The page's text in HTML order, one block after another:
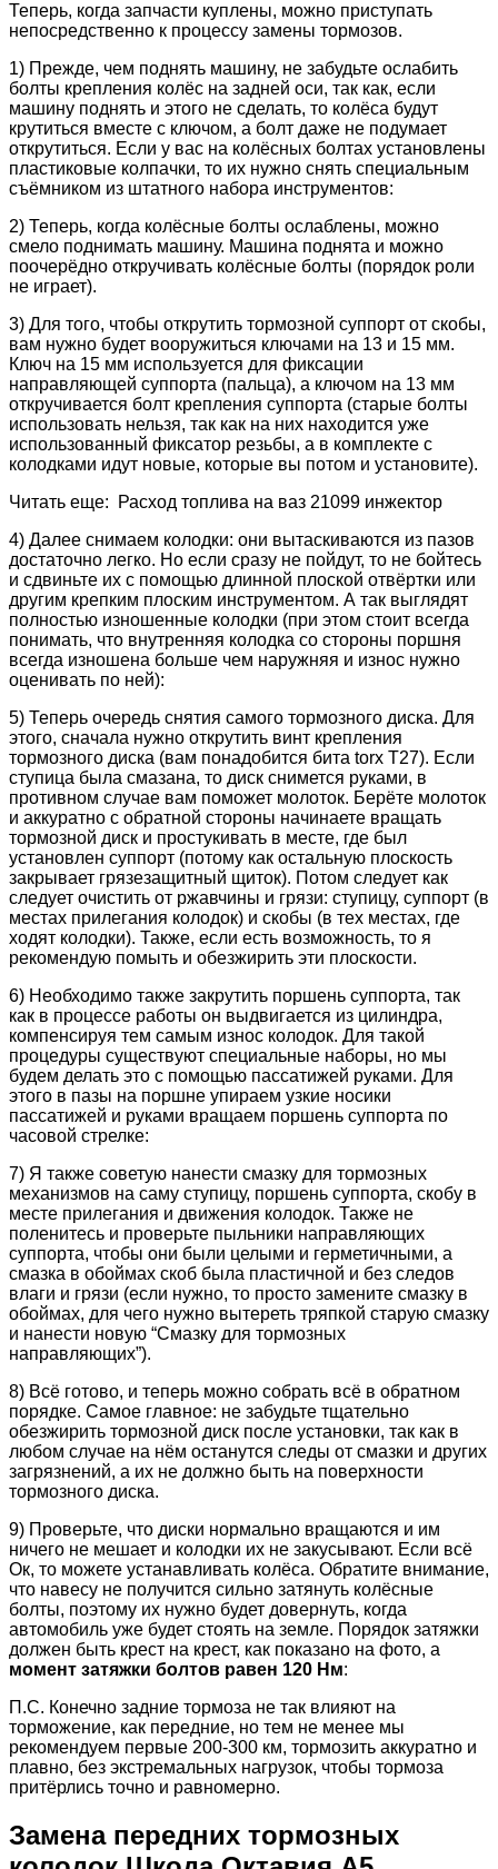
Теперь, когда запчасти куплены, можно приступать
непосредственно к процессу замены тормозов.
1) Прежде, чем поднять машину, не забудьте ослабить
болты крепления колёс на задней оси, так как, если
машину поднять и этого не сделать, то колёса будут
крутиться вместе с ключом, а болт даже не подумает
открутиться. Если у вас на колёсных болтах установлены
пластиковые колпачки, то их нужно снять специальным
съёмником из штатного набора инструментов:
2) Теперь, когда колёсные болты ослаблены, можно
смело поднимать машину. Машина поднята и можно
поочерёдно откручивать колёсные болты (порядок роли
не играет).
3) Для того, чтобы открутить тормозной суппорт от скобы,
вам нужно будет вооружиться ключами на 13 и 15 мм.
Ключ на 15 мм используется для фиксации
направляющей суппорта (пальца), а ключом на 13 мм
откручивается болт крепления суппорта (старые болты
использовать нельзя, так как на них находится уже
использованный фиксатор резьбы, а в комплекте с
колодками идут новые, которые вы потом и установите).
Читать еще: Расход топлива на ваз 21099 инжектор
4) Далее снимаем колодки: они вытаскиваются из пазов
достаточно легко. Но если сразу не пойдут, то не бойтесь
и сдвиньте их с помощью длинной плоской отвёртки или
другим крепким плоским инструментом. А так выглядят
полностью изношенные колодки (при этом стоит всегда
понимать, что внутренняя колодка со стороны поршня
всегда изношена больше чем наружняя и износ нужно
оценивать по ней):
5) Теперь очередь снятия самого тормозного диска. Для
этого, сначала нужно открутить винт крепления
тормозного диска (вам понадобится бита torx T27). Если
ступица была смазана, то диск снимется руками, в
противном случае вам поможет молоток. Берёте молоток
и аккуратно с обратной стороны начинаете вращать
тормозной диск и простукивать в месте, где был
установлен суппорт (потому как остальную плоскость
закрывает грязезащитный щиток). Потом следует как
следует очистить от ржавчины и грязи: ступицу, суппорт (в
местах прилегания колодок) и скобы (в тех местах, где
ходят колодки). Также, если есть возможность, то я
рекомендую помыть и обезжирить эти плоскости.
6) Необходимо также закрутить поршень суппорта, так
как в процессе работы он выдвигается из цилиндра,
компенсируя тем самым износ колодок. Для такой
процедуры существуют специальные наборы, но мы
будем делать это с помощью пассатижей руками. Для
этого в пазы на поршне упираем узкие носики
пассатижей и руками вращаем поршень суппорта по
часовой стрелке:
7) Я также советую нанести смазку для тормозных
механизмов на саму ступицу, поршень суппорта, скобу в
месте прилегания и движения колодок. Также не
поленитесь и проверьте пыльники направляющих
суппорта, чтобы они были целыми и герметичными, а
смазка в обоймах скоб была пластичной и без следов
влаги и грязи (если нужно, то просто замените смазку в
обоймах, для чего нужно вытереть тряпкой старую смазку
и нанести новую “Смазку для тормозных
направляющих”).
8) Всё готово, и теперь можно собрать всё в обратном
порядке. Самое главное: не забудьте тщательно
обезжирить тормозной диск после установки, так как в
любом случае на нём останутся следы от смазки и других
загрязнений, а их не должно быть на поверхности
тормозного диска.
9) Проверьте, что диски нормально вращаются и им
ничего не мешает и колодки их не закусывают. Если всё
Ок, то можете устанавливать колёса. Обратите внимание,
что навесу не получится сильно затянуть колёсные
болты, поэтому их нужно будет довернуть, когда
автомобиль уже будет стоять на земле. Порядок затяжки
должен быть крест на крест, как показано на фото, а
момент затяжки болтов равен 120 Нм:
П.С. Конечно задние тормоза не так влияют на
торможение, как передние, но тем не менее мы
рекомендуем первые 200-300 км, тормозить аккуратно и
плавно, без экстремальных нагрузок, чтобы тормоза
притёрлись точно и равномерно.
Замена передних тормозных